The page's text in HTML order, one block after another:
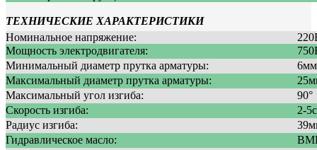
ТЕХНИЧЕСКИЕ ХАРАКТЕРИСТИКИ
Номинальное напряжение:
Мощность электродвигателя:
Минимальный диаметр прутка арматуры:
6мм
Максимальный диаметр прутка арматуры:
Максимальный угол изгиба:
90°
Скорость изгиба:
2-
Радиус изгиба:
Гидравлическое масло: